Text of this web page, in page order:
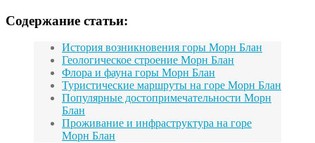
Содержание статьи:
История возникновения горы Морн Блан
Геологическое строение Морн Блан
Флора и фауна горы Морн Блан
Туристические маршруты на горе Морн Блан
Популярные достопримечательности Морн
Блан
Проживание и инфраструктура на горе
Морн Блан